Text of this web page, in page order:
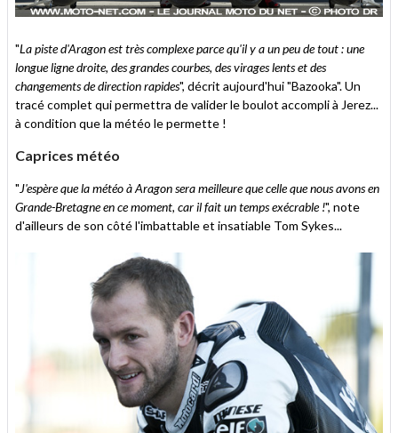
"La piste d'Aragon est très complexe parce qu'il y a un peu de tout : une
longue ligne droite, des grandes courbes, des virages lents et des
changements de direction rapides", décrit aujourd'hui "Bazooka". Un
tracé complet qui permettra de valider le boulot accompli à Jerez...
à condition que la météo le permette !
Caprices météo
"J'espère que la météo à Aragon sera meilleure que celle que nous avons en
Grande-Bretagne en ce moment, car il fait un temps exécrable !", note
d'ailleurs de son côté l'imbattable et insatiable Tom Sykes...